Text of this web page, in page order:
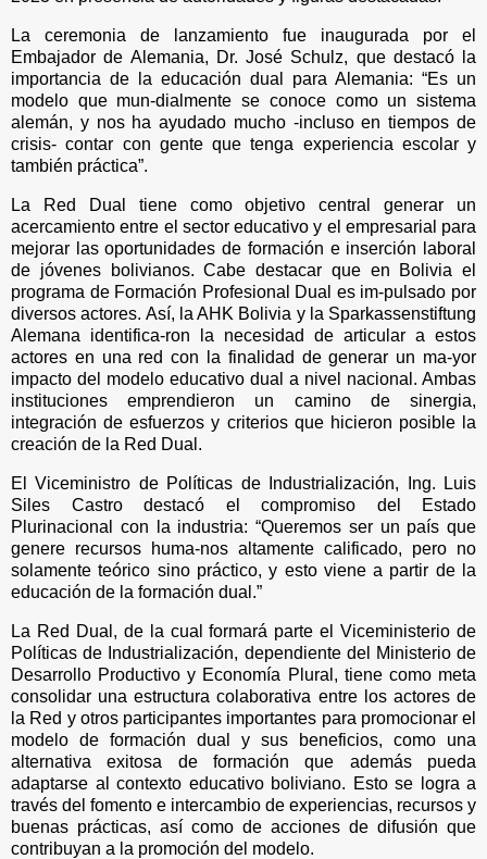
La ceremonia de lanzamiento fue inaugurada por el
Embajador de Alemania, Dr. José Schulz, que destacó la
importancia de la educación dual para Alemania: “Es un
modelo que mun-dialmente se conoce como un sistema
alemán, y nos ha ayudado mucho -incluso en tiempos de
crisis- contar con gente que tenga experiencia escolar y
también práctica”.
La Red Dual tiene como objetivo central generar un
acercamiento entre el sector educativo y el empresarial para
mejorar las oportunidades de formación e inserción laboral
de jóvenes bolivianos. Cabe destacar que en Bolivia el
programa de Formación Profesional Dual es im-pulsado por
diversos actores. Así, la AHK Bolivia y la Sparkassenstiftung
Alemana identifica-ron la necesidad de articular a estos
actores en una red con la finalidad de generar un ma-yor
impacto del modelo educativo dual a nivel nacional. Ambas
instituciones emprendieron un camino de sinergia,
integración de esfuerzos y criterios que hicieron posible la
creación de la Red Dual.
El Viceministro de Políticas de Industrialización, Ing. Luis
Siles Castro destacó el compromiso del Estado
Plurinacional con la industria: “Queremos ser un país que
genere recursos huma-nos altamente calificado, pero no
solamente teórico sino práctico, y esto viene a partir de la
educación de la formación dual.”
La Red Dual, de la cual formará parte el Viceministerio de
Políticas de Industrialización, dependiente del Ministerio de
Desarrollo Productivo y Economía Plural, tiene como meta
consolidar una estructura colaborativa entre los actores de
la Red y otros participantes importantes para promocionar el
modelo de formación dual y sus beneficios, como una
alternativa exitosa de formación que además pueda
adaptarse al contexto educativo boliviano. Esto se logra a
través del fomento e intercambio de experiencias, recursos y
buenas prácticas, así como de acciones de difusión que
contribuyan a la promoción del modelo.